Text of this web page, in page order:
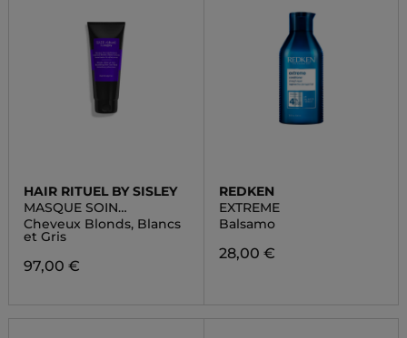
HAIR RITUEL BY SISLEY
MASQUE SOIN
SUBLIMATEUR
Cheveux Blonds, Blancs
et Gris
97,00 €
REDKEN
EXTREME
Balsamo
28,00 €